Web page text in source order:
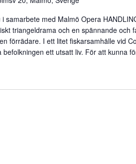
samarbete med Malmö Opera
triangeldrama och en spännande och
förrädare. I ett litet fiskarsamhälle vid
befolkningen ett utsatt liv. För att kunna